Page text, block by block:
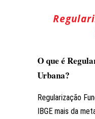
O que é
Urbana?
Regularização
IBGE mais da